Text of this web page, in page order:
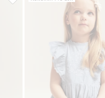
Lisää suosikkeihin
Kukkakuvioinen